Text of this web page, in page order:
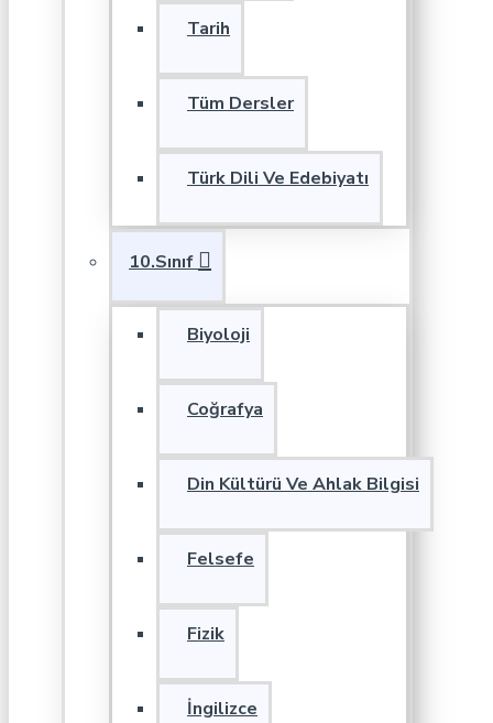
Tarih
Tüm Dersler
Türk Dili Ve Edebiyatı
10.Sınıf
Biyoloji
Coğrafya
Din Kültürü Ve Ahlak Bilgisi
Felsefe
Fizik
İngilizce